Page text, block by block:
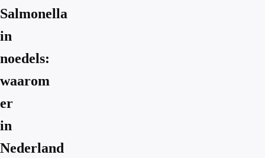
Salmonella
in
noedels:
waarom
er
in
Nederland